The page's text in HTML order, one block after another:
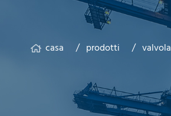
casa prodotti